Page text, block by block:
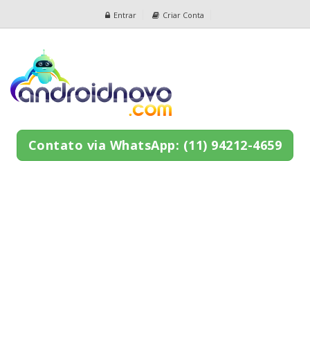
Entrar Criar Conta
Contato via WhatsApp: (11) 94212-4659